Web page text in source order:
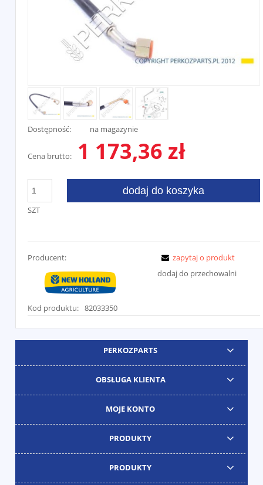
Dostępność: na magazynie
Cena brutto: 1 173,36 zł
SZT
dodaj do koszyka
Producent:
Kod produktu: 82033350
zapytaj o produkt
dodaj do przechowalni
PERKOZPARTS
OBSŁUGA KLIENTA
MOJE KONTO
PRODUKTY
PRODUKTY